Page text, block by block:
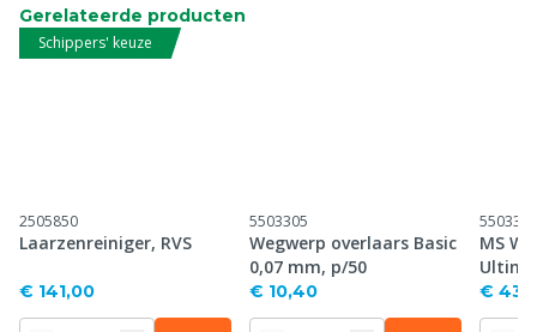
Gerelateerde producten
Schippers' keuze
2505850
Laarzenreiniger, RVS
€ 141,00
5503305
Wegwerp overlaars Basic
0,07 mm, p/50
€ 10,40
5503306
MS
€